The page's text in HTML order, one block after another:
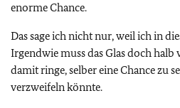
enorme Chance.
Das sage ich nicht nur, weil ich in
Irgendwie muss das Glas doch
damit ringe, selber eine Chance zu
verzweifeln könnte.